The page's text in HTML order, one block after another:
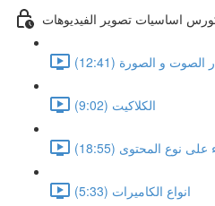
اساسيات تصوير الفيديوهات
و الصورة (12:41)
الكلاكيت (9:02)
نوع المحتوى (18:55)
انواع الكاميرات (5:33)